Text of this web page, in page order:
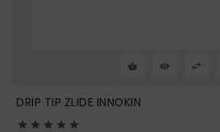
DRIP TIP ZLIDE INNOKIN
    